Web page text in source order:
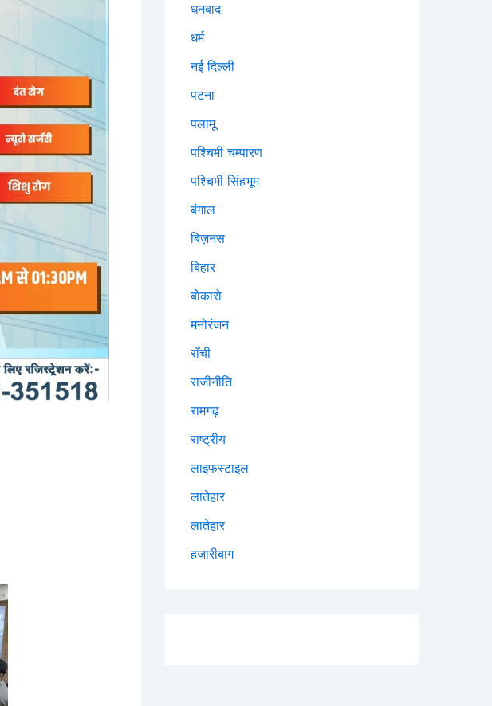
धनबाद
धर्म
नई दिल्ली
पटना
पलामू
पश्चिमी चम्पारण
पश्चिमी सिंहभूम
बंगाल
बिज़नस
बिहार
बोकारो
मनोरंजन
राँची
राजीनीति
रामगढ़
राष्ट्रीय
लाइफस्टाइल
लातेहार
लातेहार
हजारीबाग